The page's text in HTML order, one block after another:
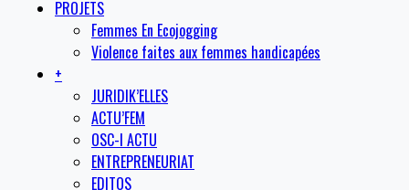
PROJETS
Femmes En Ecojogging
Violence faites aux femmes handicapées
+
JURIDIK’ELLES
ACTU’FEM
OSC-I ACTU
ENTREPRENEURIAT
EDITOS